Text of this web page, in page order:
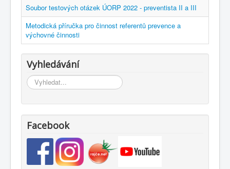
Soubor testových otázek ÚORP 2022 - preventista II a III
Metodická příručka pro činnost referentů prevence a
výchovné činnosti
Vyhledávání
Vyhledávání...
Facebook